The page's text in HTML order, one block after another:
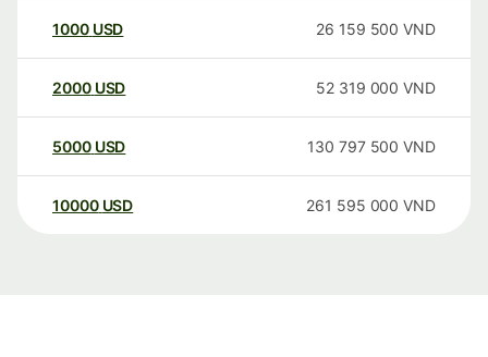
1000 USD 26 159 500 VND
2000 USD 52 319 000 VND
5000 USD 130 797 500 VND
10000 USD 261 595 000 VND